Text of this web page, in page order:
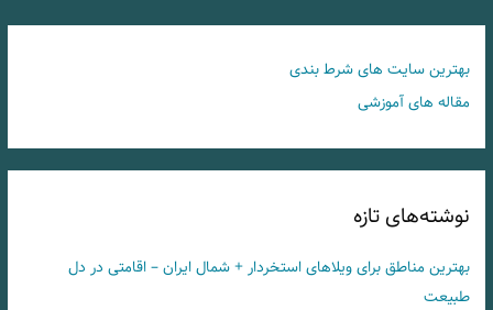
بهترین سایت های شرط بندی
مقاله های آموزشی
نوشته‌های تازه
بهترین مناطق برای ویلاهای استخردار + شمال ایران – اقامتی در دل
طبیعت